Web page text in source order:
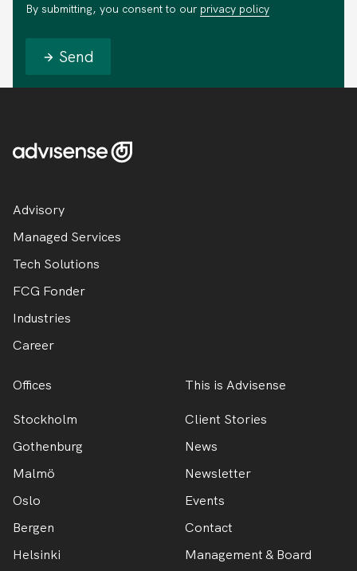
By submitting, you consent to our privacy policy
Send
Advisory
Managed Services
Tech Solutions
FCG Fonder
Industries
Career
Offices
Stockholm
Gothenburg
Malmö
Oslo
Bergen
Helsinki
This is Advisense
Client Stories
News
Newsletter
Events
Contact
Management & Board